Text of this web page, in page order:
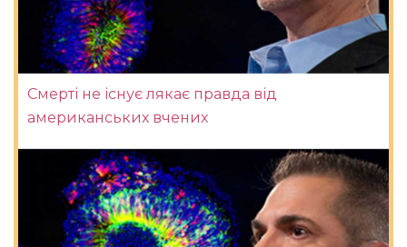
Смерті не існує лякає правда від
американських вчених